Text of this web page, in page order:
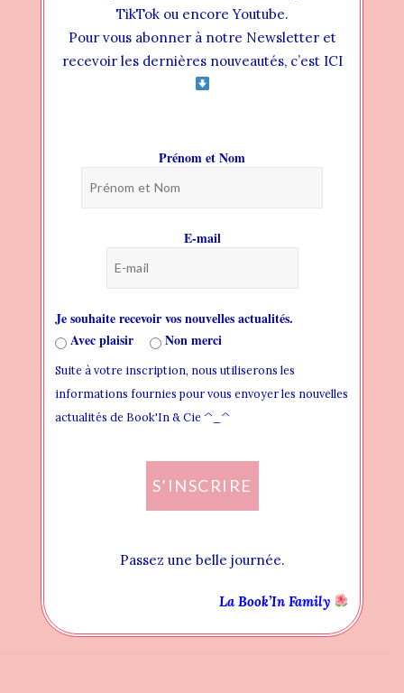
Instructional Videos
THEME STYLES
WIDGET AREAS
CREATING NEW WIDGET AREA
TikTok ou encore Youtube.
Pour vous abonner à notre Newsletter et
recevoir les dernières nouveautés, c’est ICI
Prénom et Nom
E-mail
Je souhaite recevoir vos nouvelles actualités.
Avec plaisir
Non merci
Suite à votre inscription, nous utiliserons les
informations fournies pour vous envoyer les nouvelles
actualités de Book'In & Cie ^_^
S’INSCRIRE
Passez une belle journée.
La Book’In Family